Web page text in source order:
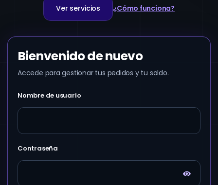
Ver servicios ¿Cómo funciona?
Bienvenido de nuevo
Accede para gestionar tus pedidos y tu saldo.
Nombre de usuario
Contraseña